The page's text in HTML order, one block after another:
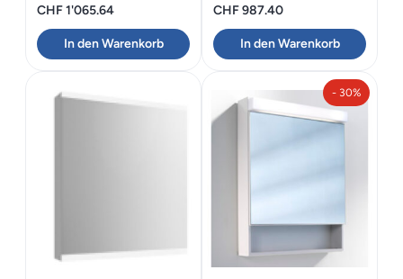
Ursprünglicher
Preis
war:
CHF1'065.64Aktueller
Preis
ist:
In den Warenkorb
CHF987.40
In den Warenkorb
- 30%